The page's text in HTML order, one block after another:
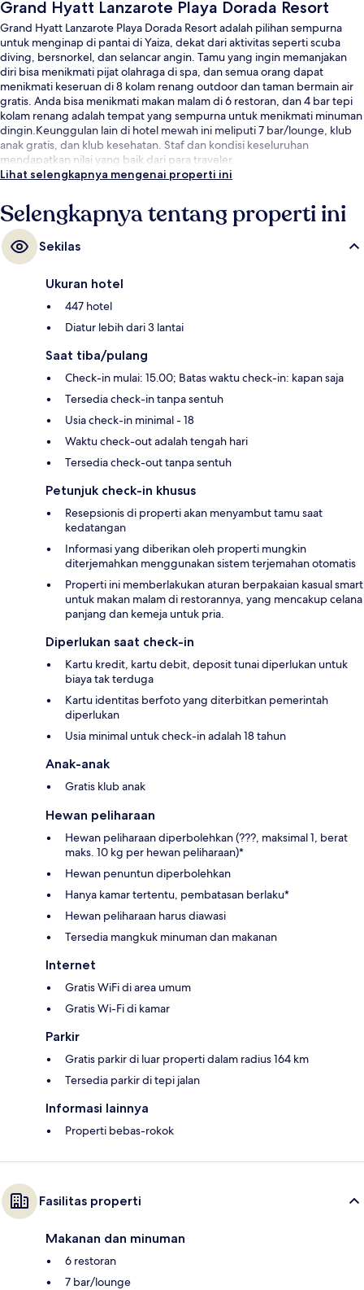
Grand Hyatt Lanzarote Playa Dorada Resort
Grand Hyatt Lanzarote Playa Dorada Resort adalah pilihan sempurna
untuk menginap di pantai di Yaiza, dekat dari aktivitas seperti scuba
diving, bersnorkel, dan selancar angin. Tamu yang ingin memanjakan
diri bisa menikmati pijat olahraga di spa, dan semua orang dapat
menikmati keseruan di 8 kolam renang outdoor dan taman bermain air
gratis. Anda bisa menikmati makan malam di 6 restoran, dan 4 bar tepi
kolam renang adalah tempat yang sempurna untuk menikmati minuman
dingin.Keunggulan lain di hotel mewah ini meliputi 7 bar/lounge, klub
anak gratis, dan klub kesehatan. Staf dan kondisi keseluruhan
mendapatkan nilai yang baik dari para traveler.
Lihat selengkapnya mengenai properti ini
Selengkapnya tentang properti ini
Sekilas
Ukuran hotel
447 hotel
Diatur lebih dari 3 lantai
Saat tiba/pulang
Check-in mulai: 15.00; Batas waktu check-in: kapan saja
Tersedia check-in tanpa sentuh
Usia check-in minimal - 18
Waktu check-out adalah tengah hari
Tersedia check-out tanpa sentuh
Petunjuk check-in khusus
Resepsionis di properti akan menyambut tamu saat
kedatangan
Informasi yang diberikan oleh properti mungkin
diterjemahkan menggunakan sistem terjemahan otomatis
Properti ini memberlakukan aturan berpakaian kasual smart
untuk makan malam di restorannya, yang mencakup celana
panjang dan kemeja untuk pria.
Diperlukan saat check-in
Kartu kredit, kartu debit, deposit tunai diperlukan untuk
biaya tak terduga
Kartu identitas berfoto yang diterbitkan pemerintah
diperlukan
Usia minimal untuk check-in adalah 18 tahun
Anak-anak
Gratis klub anak
Hewan peliharaan
Hewan peliharaan diperbolehkan (???, maksimal 1, berat
maks. 10 kg per hewan peliharaan)*
Hewan penuntun diperbolehkan
Hanya kamar tertentu, pembatasan berlaku*
Hewan peliharaan harus diawasi
Tersedia mangkuk minuman dan makanan
Internet
Gratis WiFi di area umum
Gratis Wi-Fi di kamar
Parkir
Gratis parkir di luar properti dalam radius 164 km
Tersedia parkir di tepi jalan
Informasi lainnya
Properti bebas-rokok
Fasilitas properti
Makanan dan minuman
6 restoran
7 bar/lounge